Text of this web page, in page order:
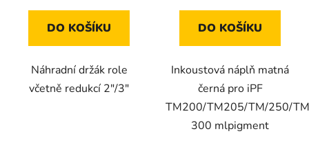
DO KOŠÍKU
Náhradní držák role
včetně redukcí 2"/3"
DO KOŠÍKU
Inkoustová náplň matná
černá pro iPF
TM200/TM205/TM/250/
300 mlpigment